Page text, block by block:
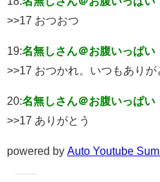
>>17 おつおつ
19:名無しさん＠お腹いっぱい
>>17 おつかれ。いつもありが
20:名無しさん＠お腹いっぱい
>>17 ありがとう
powered by Auto Youtube